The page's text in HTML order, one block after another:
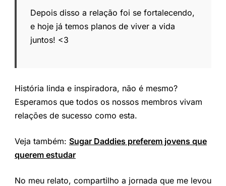
Depois disso a relação foi se fortalecendo,
e hoje já temos planos de viver a vida
juntos! <3
História linda e inspiradora, não é mesmo?
Esperamos que todos os nossos membros vivam
relações de sucesso como esta.
Veja também: Sugar Daddies preferem jovens que
querem estudar
No meu relato, compartilho a jornada que me levou